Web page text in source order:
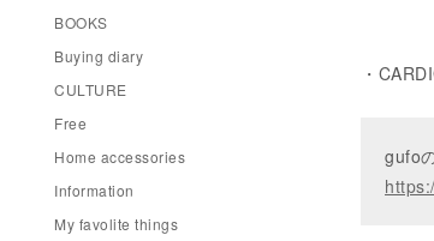
・
gufo
BOOKS
Buying diary
CULTURE
Free
Home accessories
Information
My favolite things